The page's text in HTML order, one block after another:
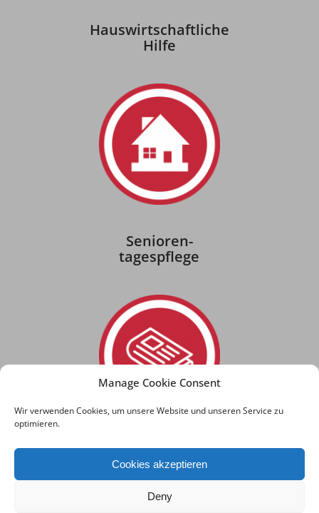
Manage Cookie Consent
Wir verwenden Cookies, um unsere Website und unseren Service zu
optimieren.
Cookies akzeptieren
Deny
Hauswirtschaftliche
Hilfe
Senioren-
tagespflege
Aktuelles